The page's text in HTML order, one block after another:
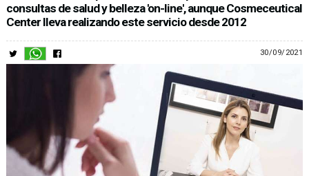
consultas de salud y belleza 'on-line', aunque Cosmeceutical
Center lleva realizando este servicio desde 2012
30/09/2021